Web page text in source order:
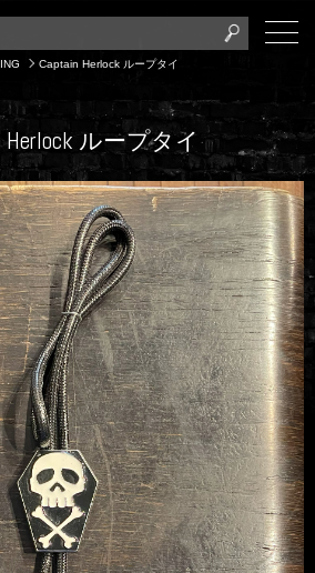
Captain Herlock ループタイ
Herlock ループタイ